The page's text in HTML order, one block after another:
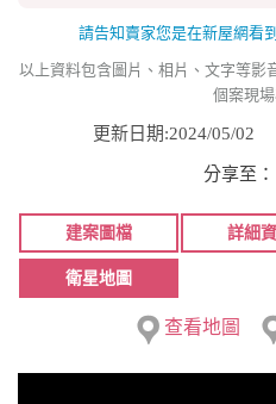
請告知賣家您是在新屋網看
以上資料包含圖片、相片、文字等影
個案現場
更新日期:2024/05/02
分享至：
建案圖檔 詳細
衛星地圖
查看地圖